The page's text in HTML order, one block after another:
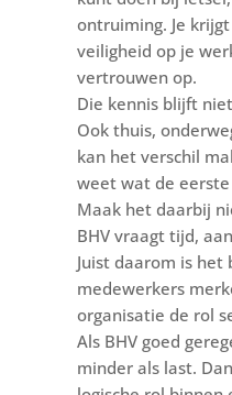
ontruiming. Je
veiligheid op je
vertrouwen op.
Die kennis blijft
Ook thuis,
kan het verschil
weet wat de eerste
Maak het daarbij
BHV vraagt tijd,
Juist daarom is het
medewerkers
organisatie de rol
Als BHV goed
minder als last.